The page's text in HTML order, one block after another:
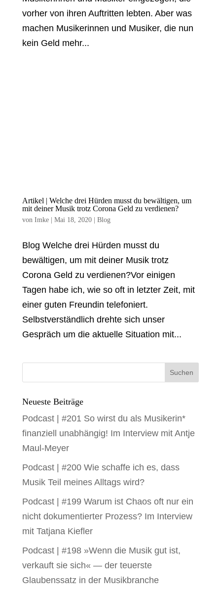
vorher von ihren Auftritten lebten. Aber was
machen Musikerinnen und Musiker, die nun
kein Geld mehr...
Artikel | Welche drei Hürden musst du bewältigen, um
mit deiner Musik trotz Corona Geld zu verdienen?
von Imke| Mai 18, 2020| Blog
Blog Welche drei Hürden musst du
bewältigen, um mit deiner Musik trotz
Corona Geld zu verdienen?Vor einigen
Tagen habe ich, wie so oft in letzter Zeit, mit
einer guten Freundin telefoniert.
Selbstverständlich drehte sich unser
Gespräch um die aktuelle Situation mit...
Neueste Beiträge
Podcast | #201 So wirst du als Musikerin*
finanziell unabhängig! Im Interview mit Antje
Maul-Meyer
Podcast | #200 Wie schaffe ich es, dass
Musik Teil meines Alltags wird?
Podcast | #199 Warum ist Chaos oft nur ein
nicht dokumentierter Prozess? Im Interview
mit Tatjana Kiefler
Podcast | #198 »Wenn die Musik gut ist,
verkauft sie sich« — der teuerste
Glaubenssatz in der Musikbranche